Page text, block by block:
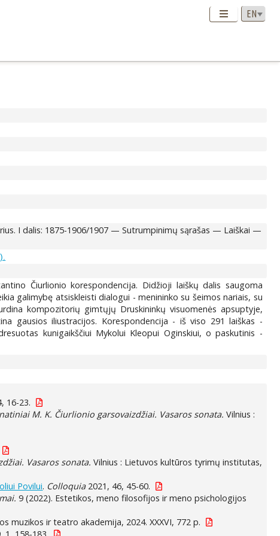
I dalis: 1875-1906/1907 — Sutrumpinimų sąrašas — Laiškai —
Čiurlionio korespondencija. Didžioji laiškų dalis saugoma
galimybę atsiskleisti dialogui - menininko su šeimos nariais, su
kompozitorių gimtųjų Druskininkų visuomenės apsuptyje,
gausios iliustracijos. Korespondencija - iš viso 291 laiškas -
kunigaikščiui Mykolui Kleopui Oginskiui, o paskutinis -
16-23.
M. K. Čiurlionio garsovaizdžiai. Vasaros sonata. Vilnius :
Vasaros sonata. Vilnius : Lietuvos kultūros tyrimų institutas,
Povilui. Colloquia2021, 46, 45-60.
9 (2022). Estetikos, meno filosofijos ir meno psichologijos
muzikos ir teatro akademija, 2024. XXXVI, 772 p.
1, 158-183.